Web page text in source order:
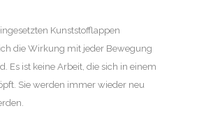
Kunststofflappen
die Wirkung mit jeder Bewegung
Es ist keine Arbeit, die sich in einem
Sie werden immer wieder neu